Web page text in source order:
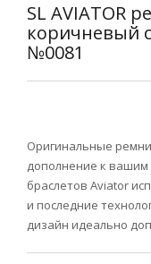
SL AVIATOR
коричневый
№0081
Оригинальные
дополнение к вашим
браслетов Aviator
и последние
дизайн идеально